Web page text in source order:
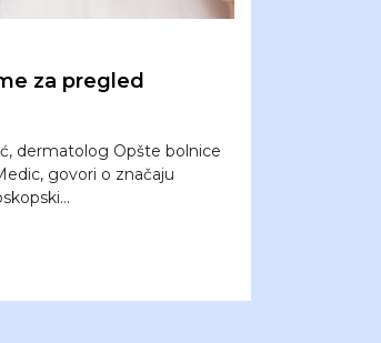
za pregled
dermatolog Opšte bolnice
govori o značaju